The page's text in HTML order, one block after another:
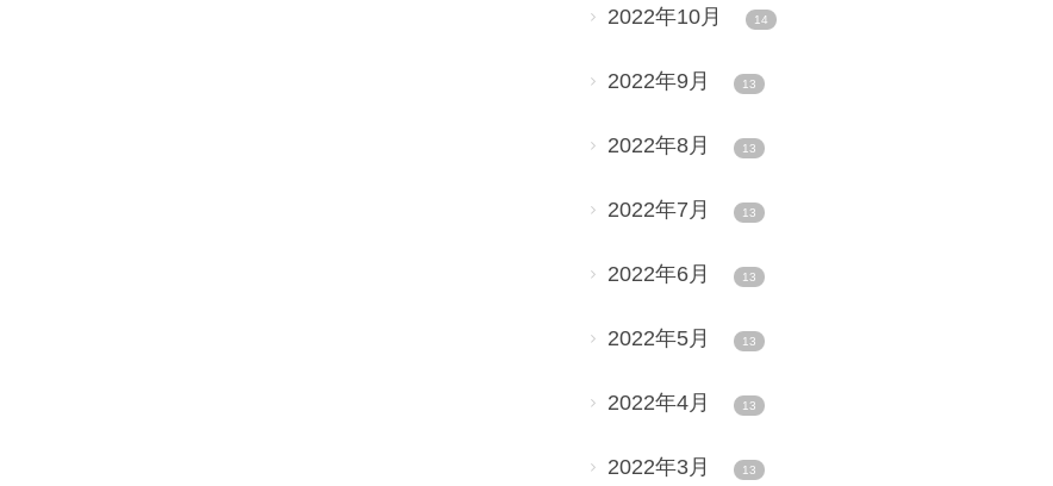
2022年10月 14
2022年9月 13
2022年8月 13
2022年7月 13
2022年6月 13
2022年5月 13
2022年4月 13
2022年3月 13